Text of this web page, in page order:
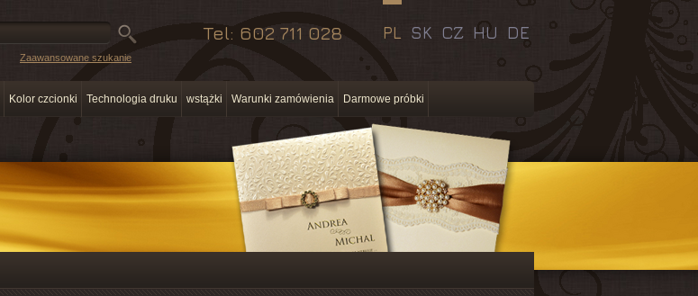
Tel: 602 711 028 DE
HU
CZ
SK
PL
Kolor czcionki Technologia druku wstążki Warunki zamówienia Darmowe próbki
Zaawansowane szukanie